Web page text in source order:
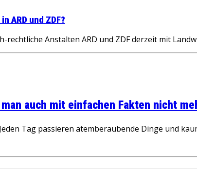
ARD und ZDF?
Anstalten ARD und ZDF derzeit mit
auch mit einfachen Fakten nicht
Tag passieren atemberaubende Dinge und